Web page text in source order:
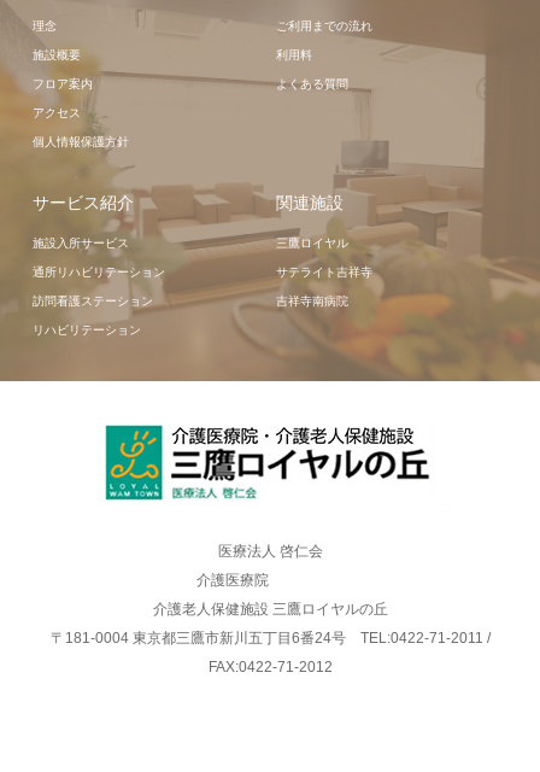
理念
施設概要
フロア案内
アクセス
個人情報保護方針
ご利用までの流れ
利用料
よくある質問
サービス紹介
施設入所サービス
通所リハビリテーション
訪問看護ステーション
リハビリテーション
関連施設
三鷹ロイヤル
サテライト吉祥寺
吉祥寺南病院
医療法人 啓仁会
介護医療院
介護老人保健施設 三鷹ロイヤルの丘
〒181-0004 東京都三鷹市新川五丁目6番24号 TEL:0422-71-2011 /
FAX:0422-71-2012